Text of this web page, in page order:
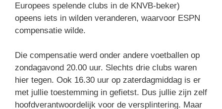
Europees spelende clubs in de KNVB-beker)
opeens iets in wilden veranderen, waarvoor ESPN
compensatie wilde.
Die compensatie werd onder andere voetballen op
zondagavond 20.00 uur. Slechts drie clubs waren
hier tegen. Ook 16.30 uur op zaterdagmiddag is er
met jullie toestemming in gefietst. Dus jullie zijn zelf
hoofdverantwoordelijk voor de versplintering. Maar